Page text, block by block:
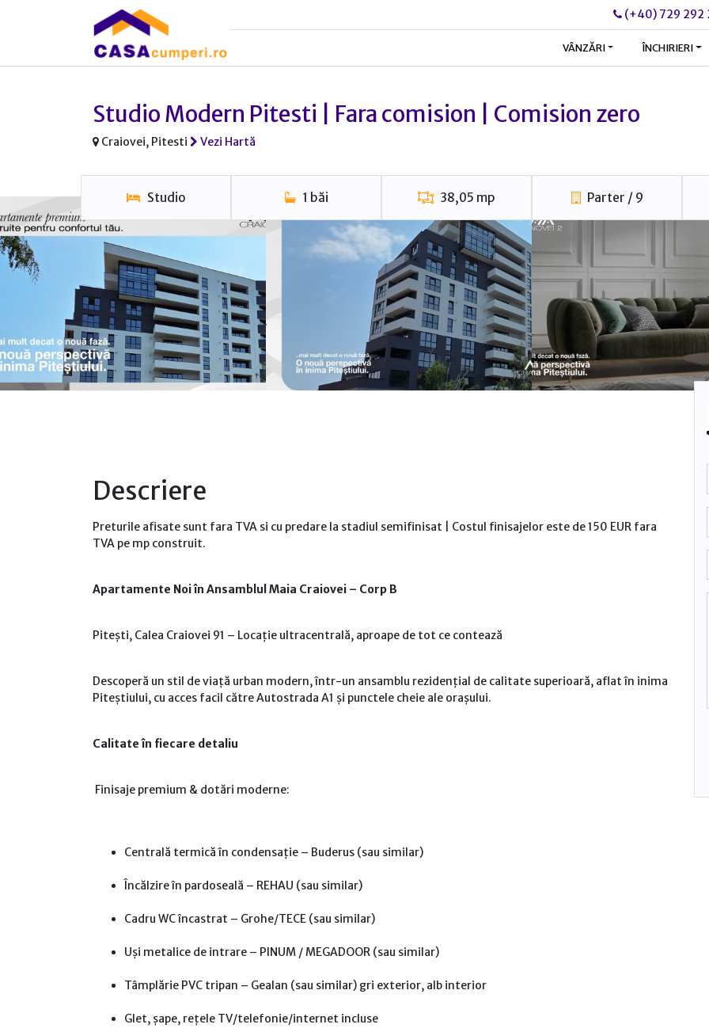
(+40) 729 292
VÂNZĂRI ÎNCHIRIERI
Studio Modern Pitesti | Fara comision | Comision zero
Craiovei, Pitesti Vezi Hartă
Studio 1 băi 38,05 mp Parter / 9
Descriere
Preturile afisate sunt fara TVA si cu predare la stadiul semifinisat | Costul finisajelor este de 150 EUR fara
TVA pe mp construit.
Apartamente Noi în Ansamblul Maia Craiovei – Corp B
Pitești, Calea Craiovei 91 – Locație ultracentrală, aproape de tot ce contează
Descoperă un stil de viață urban modern, într-un ansamblu rezidențial de calitate superioară, aflat în inima
Piteștiului, cu acces facil către Autostrada A1 și punctele cheie ale orașului.
Calitate în fiecare detaliu
Finisaje premium & dotări moderne:
Centrală termică în condensație – Buderus (sau similar)
Încălzire în pardoseală – REHAU (sau similar)
Cadru WC încastrat – Grohe/TECE (sau similar)
Uși metalice de intrare – PINUM / MEGADOOR (sau similar)
Tâmplărie PVC tripan – Gealan (sau similar) gri exterior, alb interior
Glet, șape, rețele TV/telefonie/internet incluse